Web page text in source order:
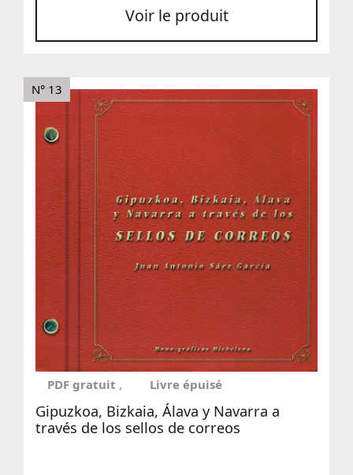
Voir le produit
N° 13
PDF gratuit Livre épuisé
Gipuzkoa, Bizkaia, Álava y Navarra a
través de los sellos de correos